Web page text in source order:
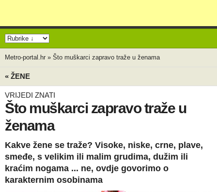
Metro-portal.hr » Što muškarci zapravo traže u ženama
« ŽENE
VRIJEDI ZNATI
Što muškarci zapravo traže u
ženama
Kakve žene se traže? Visoke, niske, crne, plave,
smeđe, s velikim ili malim grudima, dužim ili
kraćim nogama ... ne, ovdje govorimo o
karakternim osobinama